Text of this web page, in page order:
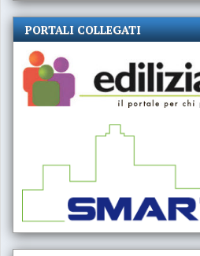
PORTALI COLLEGATI